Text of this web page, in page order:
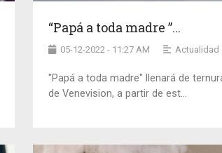
“Papá a toda madre ”...
05-12-2022 - 11:27 AM Actualidad
"Papá a toda madre" llenará de
de Venevision, a partir de est...